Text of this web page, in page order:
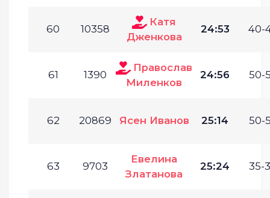
60 10358
Катя
Дженкова
24:53 40-
61 1390
Православ
Миленков
24:56 50-
62 20869 Ясен Иванов 25:14 50-
63 9703
Евелина
Златанова
25:24 35-